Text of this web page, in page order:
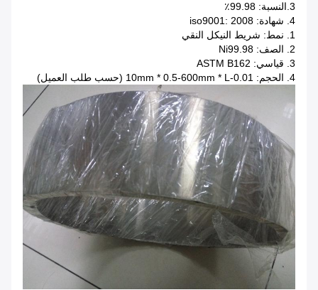
3.النسبة: 99.98٪
4. شهادة: iso9001: 2008
1. نمط: شريط النيكل النقي
2. الصف: Ni99.98
3. قياسي: ASTM B162
4. الحجم: 0.01-10mm * 0.5-600mm * L (حسب طلب العميل)